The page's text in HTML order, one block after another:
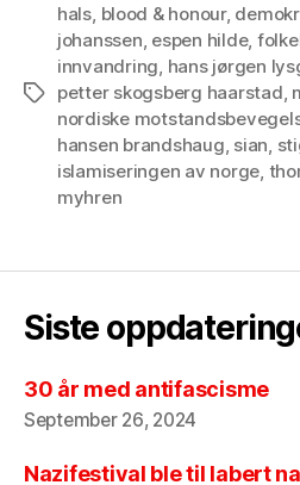
Tags
hals blood & honour,
johanssen espen hilde,
innvandring hans jørgen
petter skogsberg haarstad
nordiske
hansen brandshaug sian
islamiseringen av norge
myhren
Siste
30 år med antifascisme
September 26, 2024
Nazifestival ble til labert